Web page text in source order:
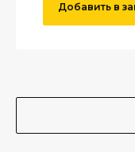
Добавить в